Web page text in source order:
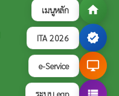
เมนูหลัก home
ITA 2026 verified
e-Service desktop_windows
ระบบ egp